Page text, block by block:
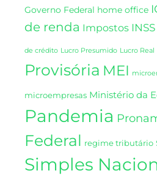
Governo Federal home office
de renda Impostos INSS
de crédito Lucro Presumido Lucro Real
Provisória MEI
microempresas Ministério da
Pandemia
Federal regime tributário
Simples